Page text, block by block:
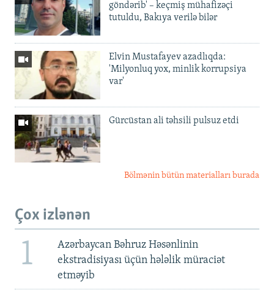
göndərib' – keçmiş mühafizəçi
tutuldu, Bakıya verilə bilər
Elvin Mustafayev azadlıqda:
'Milyonluq yox, minlik korrupsiya
var'
Gürcüstan ali təhsili pulsuz etdi
Bölmənin bütün materialları burada
Çox izlənən
1
Azərbaycan Bəhruz Həsənlinin
ekstradisiyası üçün hələlik müraciət
etməyib